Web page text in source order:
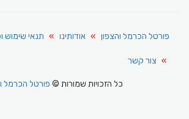
פורטל הכרמל והצפון אודותינו תנאי שימוש
צור קשר
כל הזכויות שמורות ©פורטל הכרמל